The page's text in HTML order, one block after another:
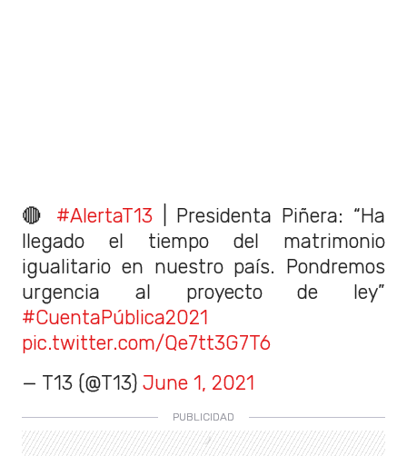
🔴 #AlertaT13| Presidenta Piñera: “Ha
llegado el tiempo del matrimonio
igualitario en nuestro país. Pondremos
urgencia al proyecto de ley”
#CuentaPública2021
pic.twitter.com/Qe7tt3G7T6
— T13 (@T13) June 1, 2021